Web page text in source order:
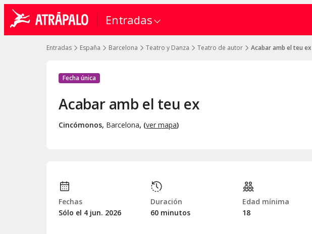
Entradas
Entradas España Barcelona Teatro y Danza Teatro de autor Acabar amb el teu ex
Fecha única
Acabar amb el teu ex
Cincómonos, Barcelona, (ver mapa)
Fechas
Sólo el 4 jun. 2026
Duración
60 minutos
Edad mínima
18